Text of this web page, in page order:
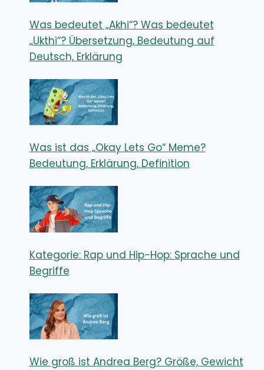
Was bedeutet „Akhi“? Was bedeutet
„Ukthi“? Übersetzung, Bedeutung auf
Deutsch, Erklärung
Was ist das „Okay Lets Go“ Meme?
Bedeutung, Erklärung, Definition
Kategorie: Rap und Hip-Hop: Sprache und
Begriffe
Wie groß ist Andrea Berg? Größe, Gewicht